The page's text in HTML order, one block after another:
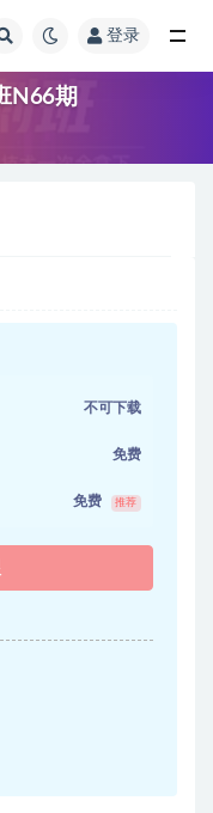
登录
N66期
不可下载
免费
免费 推荐